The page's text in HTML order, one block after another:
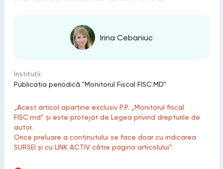
Irina Cebaniuc
Instituții:
Publicaţia periodică "Monitorul Fiscal FISC.MD"
„Acest articol aparține exclusiv P.P. „Monitorul fiscal
FISC.md” și este protejat de Legea privind drepturile de
autor.
Orice preluare a conținutului se face doar cu indicarea
SURSEI și cu LINK ACTIV către pagina articolului”.